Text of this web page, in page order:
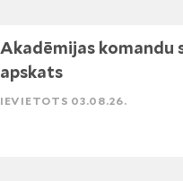
Akadēmijas komandu
apskats
IEVIETOTS 03.08.26.